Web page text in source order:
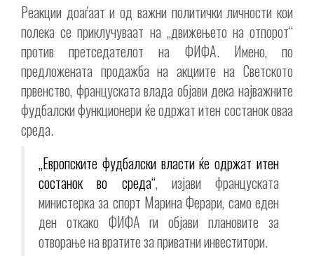
Реакции доаѓаат и од важни политички личности кои
полека се приклучуваат на „движењето на отпорот“
против претседателот на ФИФА. Имено, по
предложената продажба на акциите на Светското
првенство, француската влада објави дека најважните
фудбалски функционери ќе одржат итен состанок оваа
среда.
„Европските фудбалски власти ќе одржат итен
состанок во среда“, изјави француската
министерка за спорт Марина Ферари, само еден
ден откако ФИФА ги објави плановите за
отворање на вратите за приватни инвеститори.